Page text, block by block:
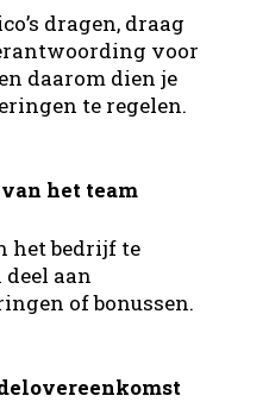
dragen, draag
voor
daarom dien je
te regelen.
het team
het bedrijf te
aan
of bonussen.